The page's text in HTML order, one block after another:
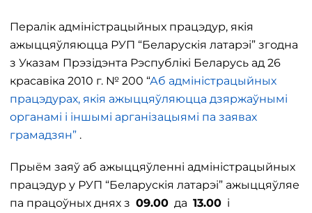
Пералік адміністрацыйных працэдур, якія
ажыццяўляюцца РУП “Беларускія латарэі” згодна
з Указам Прэзідэнта Рэспублікі Беларусь ад 26
красавіка 2010 г. № 200 “Аб адміністрацыйных
працэдурах, якія ажыццяўляюцца дзяржаўнымі
органамі і іншымі арганізацыямі па заявах
грамадзян” .
Прыём заяў аб ажыццяўленні адміністрацыйных
працэдур у РУП “Беларускія латарэі” ажыццяўляе
па працоўных днях з 09.00 да 13.00 і